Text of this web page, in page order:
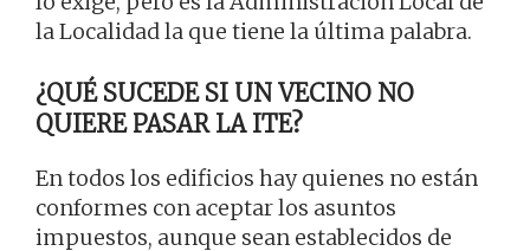
la Localidad la que tiene la última palabra.
¿QUÉ SUCEDE SI UN VECINO NO
QUIERE PASAR LA ITE?
En todos los edificios hay quienes no están
conformes con aceptar los asuntos
impuestos, aunque sean establecidos de